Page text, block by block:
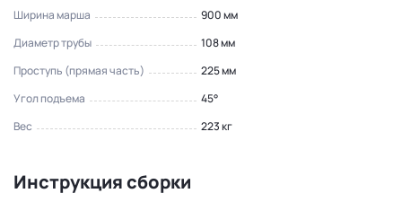
Ширина марша
900 мм
Диаметр трубы
108 мм
Проступь (прямая часть)
225 мм
Угол подъема
45°
Вес
223 кг
Инструкция сборки